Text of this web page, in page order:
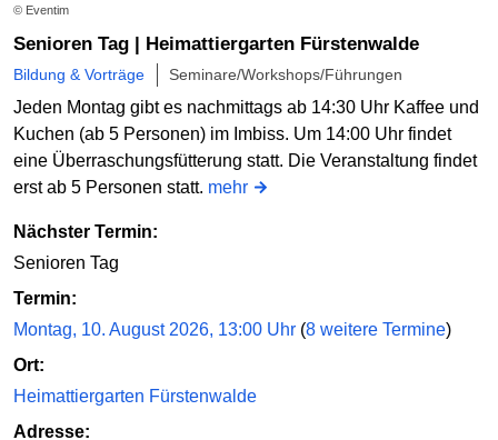
© Eventim
Senioren Tag | Heimattiergarten Fürstenwalde
Bildung & Vorträge Seminare/Workshops/Führungen
Jeden Montag gibt es nachmittags ab 14:30 Uhr Kaffee und
Kuchen (ab 5 Personen) im Imbiss. Um 14:00 Uhr findet
eine Überraschungsfütterung statt. Die Veranstaltung findet
erst ab 5 Personen statt. mehr
Nächster Termin:
Senioren Tag
Termin:
Montag, 10. August 2026, 13:00 Uhr (8 weitere Termine)
Ort:
Heimattiergarten Fürstenwalde
Adresse: